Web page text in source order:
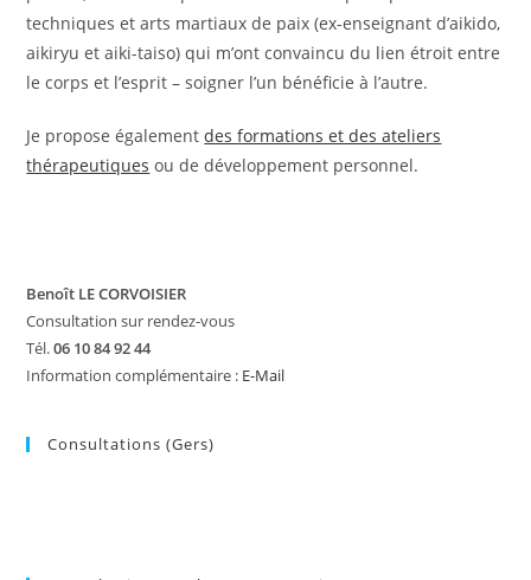
techniques et arts martiaux de paix (ex-enseignant d’aikido,
aikiryu et aiki-taiso) qui m’ont convaincu du lien étroit entre
le corps et l’esprit – soigner l’un bénéficie à l’autre.
Je propose égalementdes formations et des ateliers
thérapeutiques ou de développement personnel.
Benoît LE CORVOISIER
Consultation sur rendez-vous
Tél.06 10 84 92 44
Information complémentaire : E-Mail
Consultations (Gers)